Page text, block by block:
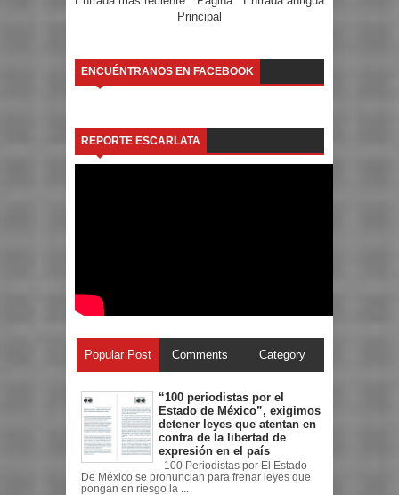
Principal
ENCUÉNTRANOS EN FACEBOOK
REPORTE ESCARLATA
Popular Post Comments Category
“100 periodistas por el
Estado de México”, exigimos
detener leyes que atentan en
contra de la libertad de
expresión en el país
100 Periodistas por El Estado
De México se pronuncian para frenar leyes que
pongan en riesgo la ...